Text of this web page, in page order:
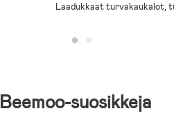
Laadukkaat turvakaukalot,
Beemoo-suosikkeja